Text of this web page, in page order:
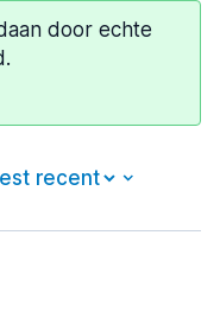
door echte